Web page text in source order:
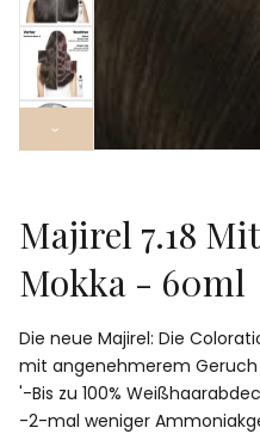
›
Majirel 7.18
Mokka - 60ml
Die neue Majirel: Die
mit angenehmerem
'-Bis zu 100%
-2-mal weniger